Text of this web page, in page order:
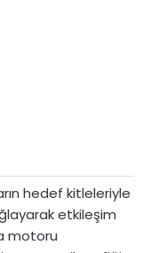
hedef kitleleriyle
etkileşim
motoru